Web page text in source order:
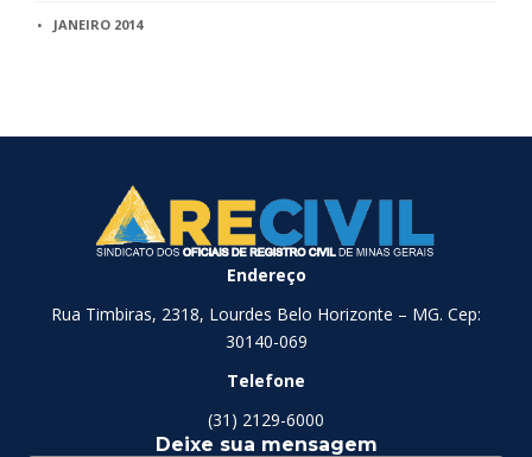
JANEIRO 2014
Endereço
Rua Timbiras, 2318, Lourdes Belo Horizonte – MG. Cep:
30140-069
Telefone
(31) 2129-6000
Deixe sua mensagem